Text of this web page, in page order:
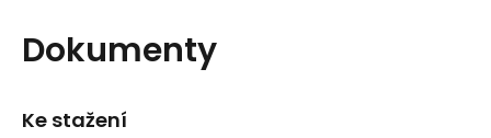
Dokumenty
Ke stažení